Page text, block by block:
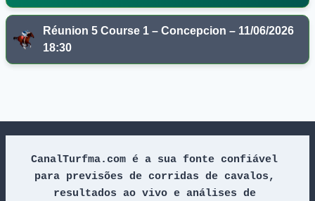
Réunion 5 Course 1 – Concepcion – 11/06/2026
18:30
CanalTurfma.com é a sua fonte confiável
para previsões de corridas de cavalos,
resultados ao vivo e análises de